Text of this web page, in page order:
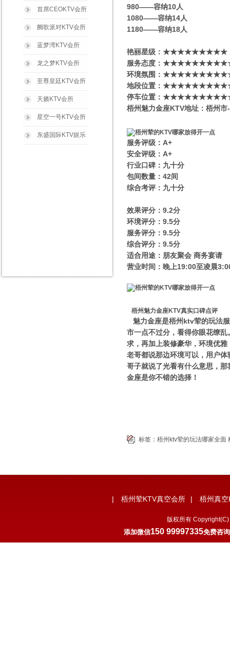
980——容纳10人
1080——容纳14人
1180——容纳18人
艳丽星级​‌‌：★★★★★★★★★
服务态度：★★★★★★★★★☆
环境氛围：★★★★★★★★★☆
地段位置：★★★★★★★★★☆
停车位置：★★★★★★★★★☆
梧州魅力金座KTV地址：梧州
服务评级：A+
安全评级：A+
行业口碑：九十分
包间数量：42间
综合考评：九十分
效果评分：9.2分
环境评分：9.5分
服务评分：9.5分
综合评分：9.5分
适合用途：朋友聚会 商务宴请
营业时间：晚上19:00至凌晨
梧州魅力金座KTV真实口碑点评
魅力金座是梧州ktv荤的玩法
市一点不过分，看得你眼花缭
求，再加上装修豪华，环境优
老哥都说那边环境可以，用户
哥子就说了光看有什么意思，
金座是你不错的选择！
标签： 梧州ktv荤的玩法哪家全面
首席CEOKTV会所
阙歌派对KTV会所
蓝梦湾KTV会所
龙之梦KTV会所
至尊皇廷KTV会所
天籁KTV会所
星空一号KTV会所
东盛国际KTV娱乐
| 梧州荤KTV真空会所 | 梧州真
版权所有
添加微信150 99997335免费咨